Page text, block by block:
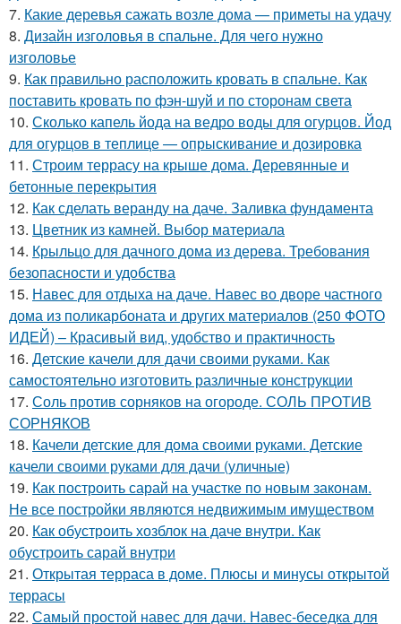
7. Какие деревья сажать возле дома — приметы на удачу
8. Дизайн изголовья в спальне. Для чего нужно
изголовье
9. Как правильно расположить кровать в спальне. Как
поставить кровать по фэн-шуй и по сторонам света
10. Сколько капель йода на ведро воды для огурцов. Йод
для огурцов в теплице — опрыскивание и дозировка
11. Строим террасу на крыше дома. Деревянные и
бетонные перекрытия
12. Как сделать веранду на даче. Заливка фундамента
13. Цветник из камней. Выбор материала
14. Крыльцо для дачного дома из дерева. Требования
безопасности и удобства
15. Навес для отдыха на даче. Навес во дворе частного
дома из поликарбоната и других материалов (250 ФОТО
ИДЕЙ) – Красивый вид, удобство и практичность
16. Детские качели для дачи своими руками. Как
самостоятельно изготовить различные конструкции
17. Соль против сорняков на огороде. СОЛЬ ПРОТИВ
СОРНЯКОВ
18. Качели детские для дома своими руками. Детские
качели своими руками для дачи (уличные)
19. Как построить сарай на участке по новым законам.
Не все постройки являются недвижимым имуществом
20. Как обустроить хозблок на даче внутри. Как
обустроить сарай внутри
21. Открытая терраса в доме. Плюсы и минусы открытой
террасы
22. Самый простой навес для дачи. Навес-беседка для